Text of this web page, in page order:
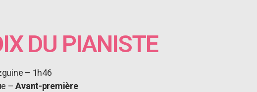
DU PIANISTE
– 1h46
–Avant-première